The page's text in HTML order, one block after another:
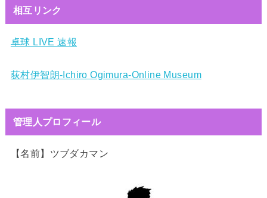
相互リンク
卓球 LIVE 速報
荻村伊智朗-Ichiro Ogimura-Online Museum
管理人プロフィール
【名前】ツブダカマン